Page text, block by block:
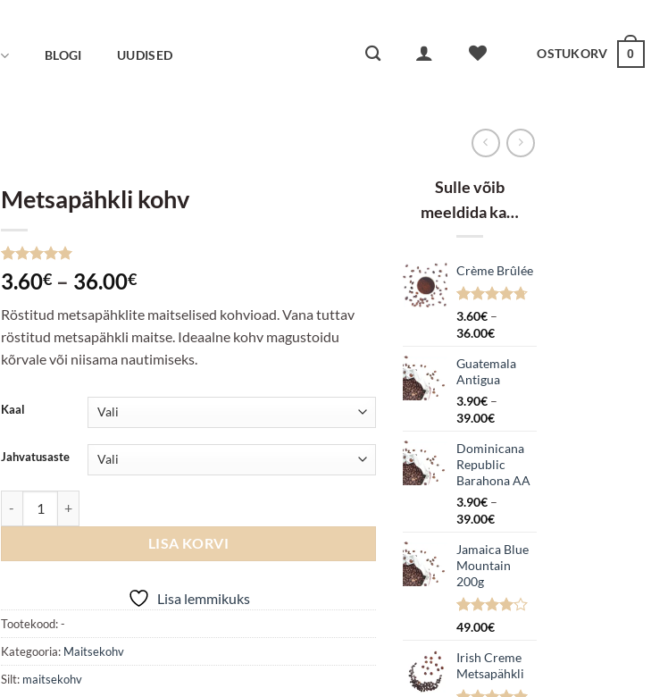
BLOGI UUDISED OSTUKORV 0
Metsapähkli kohv
Hinnatud
5/5
4
kliendi
põhjal
3.60€ – 36.00€Hinnavahemik:
kuni
36.00€
Röstitud metsapähklite maitselised kohvioad. Vana tuttav
röstitud metsapähkli maitse. Ideaalne kohv magustoidu
kõrvale või niisama nautimiseks.
Kaal
Jahvatusaste
LISA KORVI
Lisa lemmikuks
Tootekood:-
Kategooria: Maitsekohv
Silt: maitsekohv
Sulle võib
meeldida ka…
Crème Brûlée
Hinnatud
4.71/5
7
hinnangu
põhjal
3.60€ –
36.00€Hinnavahemik:
kuni
36.00€
Guatemala
Antigua
3.90€ –
39.00€Hinnavahemik:
kuni
39.00€
Dominicana
Republic
Barahona AA
3.90€ –
39.00€Hinnavahemik:
kuni
39.00€
Jamaica Blue
Mountain
200g
Hinnatud
1
kliendi
hinnangu
põhjal
49.00€
Irish Creme
Metsapähkli